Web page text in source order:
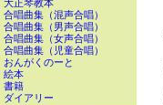
大正琴教本
合唱曲集（混声合唱）
合唱曲集（男声合唱）
合唱曲集（女声合唱）
合唱曲集（児童合唱）
おんがくのーと
絵本
書籍
ダイアリー